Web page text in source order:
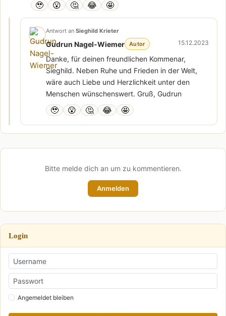
🥹 😮 🤔 😂 🤩
Antwort an Sieghild Krieter
Gudrun Nagel-Wiemer Autor 15.12.2023
Danke, für deinen freundlichen Kommenar,
Sieghild. Neben Ruhe und Frieden in der Welt,
wäre auch Liebe und Herzlichkeit unter den
Menschen wünschenswert. Gruß, Gudrun
🥹 😮 🤔 😂 🤩
Bitte melde dich an um zu kommentieren.
Anmelden
Login
Angemeldet bleiben